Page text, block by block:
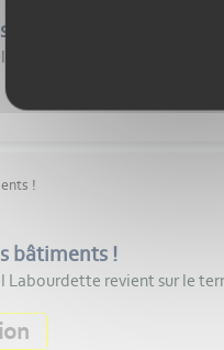
bâtiments ! #2
Labourdette analyse les
bâtiments !
Labourdette revient sur le